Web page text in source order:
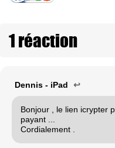
1 réaction
Dennis - iPad ↩
Bonjour , le lien icrypter
payant ...
Cordialement .